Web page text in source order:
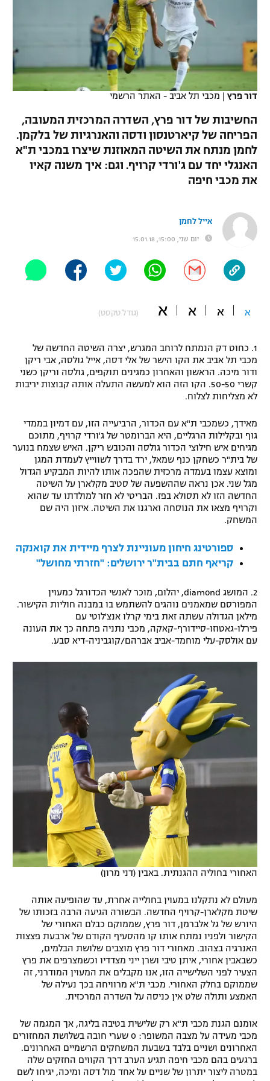
VOD
תוצאות
לוח שידורים
"מעל הליגה" – פודקאסט
תקנון משתתפים וזוכים בפרסים
תקנון עבור פעילות אלקטרה
תקנון עבור פעילות ספורט 1 – "מרלן"
טניס
תנאי שימוש
מדיניות פרטיות
תקנון פעילות ספורט 1
רשיון להקרנה פומבית לבית עסק
לוח דרושים – ג'ובנט
תגיות
נבחרת ישראל
מכבי חיפה
בית"ר ירושלים
מכבי תל אביב
הפועל תל אביב
הפועל חיפה
מכבי נתניה
ליגה ספרדית
ליגה איטלקית
ליגה צרפתית
ליגה טורקית
ליגה סינית
ליגות נוספות
כדורסל נשים
מכבי תל אביב
הפועל חולון
הפועל ירושלים
דני אבדיה
יורוקאפ
כדוריד
כדורעף
שחייה
ג'ודו
אגרוף
UFC
היאבקות WWE
כדורמים
פוטבול אמריקאי NFL
ספורט אתגרי ואקסטרים
אומנויות לחימה
גיימינג E-Sports
דור פרץ | מכבי תל אביב - האתר הרשמי
החשיבות של דור פרץ, השדרה המרכזית המעובה,
הפריחה של קיארטנסון ודסה והאנרגיות של בלקמן.
לחמן מנתח את השיטה המאוזנת שיצרו במכבי ת"א
האנגלי יחד עם ג'ורדי קרויף. וגם: איך משנה קאיו
את מכבי חיפה
אייל לחמן
יום שני, 15:00, 15.01.18
א א א א (גודל טקסט)
1. כחוט דק הנמתח לרוחב המגרש, יצרה השיטה החדשה של
מכבי תל אביב את הקו הישר של אלי דסה, אייל גולסה, אבי ריקן
ודור מיכה. הראשון והאחרון כמגינים תוקפים, גולסה וריקן כשני
קשרי 50-50. הקו הזה הוא למעשה התעלה אותה קבוצות יריבות
לא מצליחות לצלוח.
מאידך, כשמכבי ת"א עם הכדור, הרביעייה הזו, עם דמיון בממדי
גוף ובקלילות הרגליים, היא הברומטר של ג'ורדי קרויף, מתוכם
מגיחים איש חילוצי הכדור גולסה והכובש ריקן. האיש שצמח בנוער
של בית"ר כשחקן כנף שמאל, ירד בדרך לשווייץ לעמדת המגן
ומוצא עצמו בעמדה מרכזית שהפכה אותו להיות המבקיע הגדול
מגל שני. אכן נראה שההשפעה של סטיב מקלארן על השיטה
החדשה הזו לא תסולא בפז. הבריטי לא חזר למולדתו עד שהוא
וקרויף מצאו את הנוסחה וארגנו את השיטה. איזון היה שם
המשחק.
ספורטינג חיחון מעוניינת לצרף מיידית את קואנקה
קריאף חתם בבית"ר ירושלים: "חזרתי מחושל"
2. המושג diamond, יהלום, מוכר לאנשי הכדורגל כמעוין
המפורסם שמאמנים נוהגים להשתמש בו במבנה חוליות הקישור.
מילאן הגדולה עשתה זאת בימי קרלו אנצ'לוטי עם
פירלו-גאטוזו-סיידורף-קאקה, מכבי נתניה פתחה כך את העונה
עם אולסק-עלי מוחמד-אביב אברהם/קוגביניה-דיא סבע.
האחורי בחוליה ההגנתית. באבין (דני מרון)
מעולם לא נתקלנו במעוין בחולייה אחרת, עד שהופיעה אותה
שיטת מקלארן-קרויף החדשה. הבשורה הגיעה הרבה בזכותו של
היורש של גל אלברמן, דור פרץ, שממוקם כבלם האחורי של
הקישור ולפניו נמתח אותו קו מהסעיף הקודם של ארבעת פצצות
האנרגיה בצהוב. מאחורי דור פרץ מוצבים שלושת הבלמים,
כשבאבין אחורי, איתן טיבי ושרן ייני מצדדיו וכשמצרפים את פרץ
הצעיר לפני השלישייה הזו, אנו מקבלים את המעוין המודרני, זה
שממוקם בחלק האחורי. מכבי ת"א מרוויחה בכך נעילה של
האמצע ותולה שלט אין כניסה על השדרה המרכזית.
אומנם הגנת מכבי ת"א רק שלישית בטיבה בליגה, אך המגמה של
מכבי מעידה על מצבה המשופר: 0 שערי חובה בשלושת המחזורים
האחרונים ושניים בלבד בשבעת המשחקים הרשמיים האחרונים.
ברגעים בהם מכבי חיפה תגיע הערב דרך הקווים החזקים שלה
במטרה ליצור יתרון של שניים על אחד מול דסה ומיכה, יגיחו לשם